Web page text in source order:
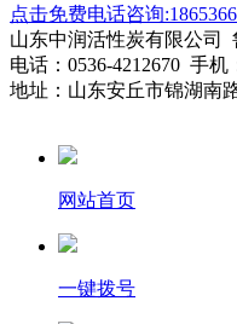
点击免费电话咨询
山东中润活性炭有限公司
电话：0536-4212670 手机
地址：山东安丘市锦湖南
网站首页
一键拨号